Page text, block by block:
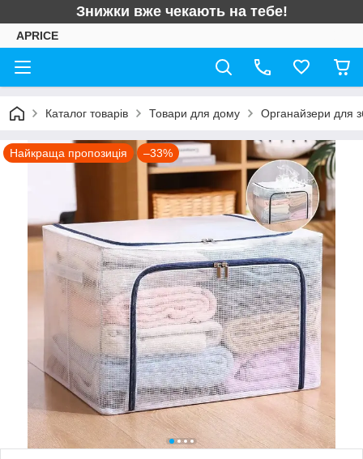
Знижки вже чекають на тебе!
APRICE
Каталог товарів Товари для дому Органайзери для
Найкраща пропозиція –33%